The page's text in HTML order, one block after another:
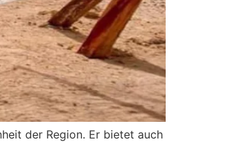
der Region. Er bietet auch